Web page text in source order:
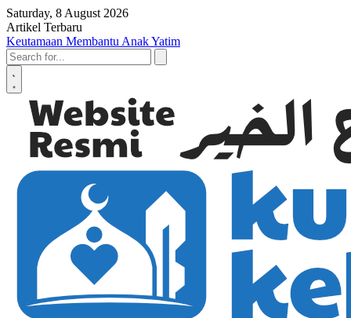
Skip to content
Saturday, 8 August 2026
Artikel Terbaru
Keutamaan Membantu Anak Yatim